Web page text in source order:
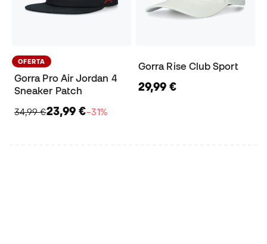
OFERTA
Gorra Pro Air Jordan 4
Sneaker Patch
34,99 €23,99 €−31%
Gorra Rise Club Sport
29,99 €